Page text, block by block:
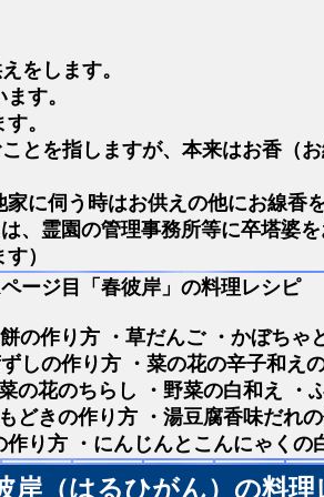
をします。
す。
。
とを指しますが、本来はお香（
に伺う時はお供えの他にお線香
、霊園の管理事務所等に卒塔婆を
）
ージ目「春彼岸」の料理レシピ
の作り方 ・草だんご ・かぼちゃ
ずしの作り方 ・菜の花の辛子和え
の花のちらし ・野菜の白和え ・
どきの作り方 ・湯豆腐香味だれ
作り方 ・にんじんとこんにゃくの
岸（はるひがん）の料